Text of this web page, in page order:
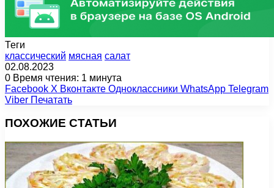
Теги
классический мясная салат
02.08.2023
0 Время чтения: 1 минута
Facebook X Вконтакте Одноклассники WhatsApp Telegram
Viber Печатать
ПОХОЖИЕ СТАТЬИ